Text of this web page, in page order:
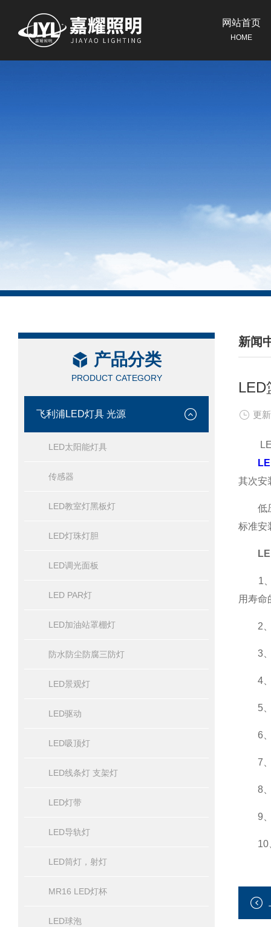
网站首页
HOME
产品分类
PRODUCT CATEGORY
飞利浦LED灯具 光源
LED太阳能灯具
传感器
LED教室灯黑板灯
LED灯珠灯胆
LED调光面板
LED PAR灯
LED加油站罩棚灯
防水防尘防腐三防灯
LED景观灯
LED驱动
LED吸顶灯
LED线条灯 支架灯
LED灯带
LED导轨灯
LED筒灯，射灯
MR16 LED灯杯
LED球泡
新闻
/
LED
更
LED
其次安
低压
标准安
1、
用寿命
2、
3、
4、无
5、
6、
7、
8、
9、
10